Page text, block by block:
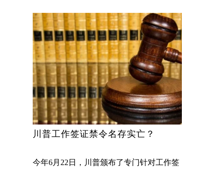
川普工作签证禁令名存实亡？
今年6月22日，川普颁布了专门针对工作签